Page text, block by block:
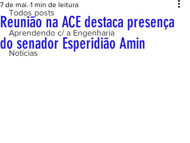
Todos posts
Aprendendo c/ a Engenharia
Notícias
Reunião na ACE destaca presença
do senador Esperidião Amin
7 de mai. 1 min de leitura